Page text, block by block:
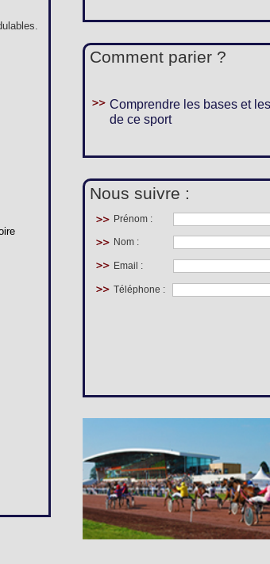
Comment parier ?
Comprendre les bases et
de ce sport
Nous suivre :
Prénom :
Nom :
Email :
Téléphone :